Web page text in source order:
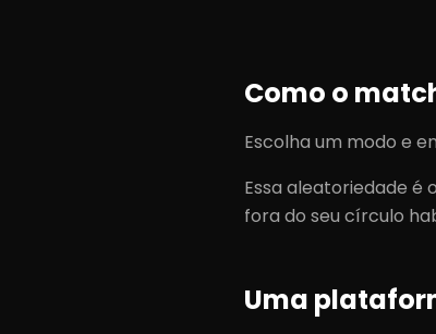
Como o
Escolha um modo e
Essa aleatoriedade é
fora do seu círculo
Uma